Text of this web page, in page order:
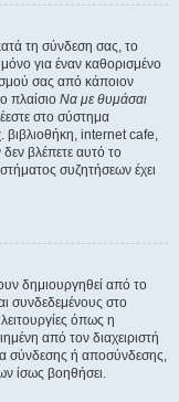
τη σύνδεση σας, το
για έναν καθορισμένο
σας από κάποιον
πλαίσιο Να με θυμάσαι
στο σύστημα
βιβλιοθήκη, internet cafe,
βλέπετε αυτό το
συζητήσεων έχει
δημιουργηθεί από το
συνδεδεμένους στο
όπως η
από τον διαχειριστή
σύνδεσης ή αποσύνδεσης,
ίσως βοηθήσει.